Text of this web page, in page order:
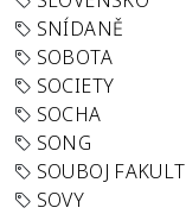
SNÍDANĚ
SOBOTA
SOCIETY
SOCHA
SONG
SOUBOJ FAKULT
SOVY